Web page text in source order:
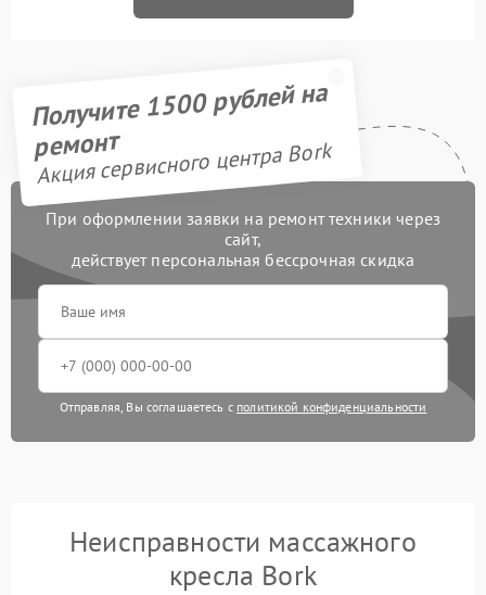
Получите 1500 рублей на
ремонт
Акция сервисного центра Bork
При оформлении заявки на ремонт техники через
сайт,
действует персональная бессрочная скидка
Отправляя, Вы соглашаетесь с политикой конфиденциальности
Неисправности массажного
кресла Bork